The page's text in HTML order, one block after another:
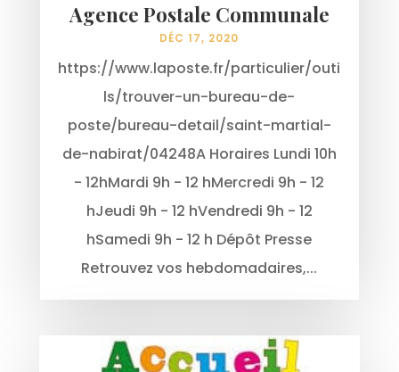
Agence Postale Communale
DÉC 17, 2020
https://www.laposte.fr/particulier/outi
ls/trouver-un-bureau-de-
poste/bureau-detail/saint-martial-
de-nabirat/04248A Horaires Lundi 10h
- 12hMardi 9h - 12 hMercredi 9h - 12
hJeudi 9h - 12 hVendredi 9h - 12
hSamedi 9h - 12 h Dépôt Presse
Retrouvez vos hebdomadaires,...